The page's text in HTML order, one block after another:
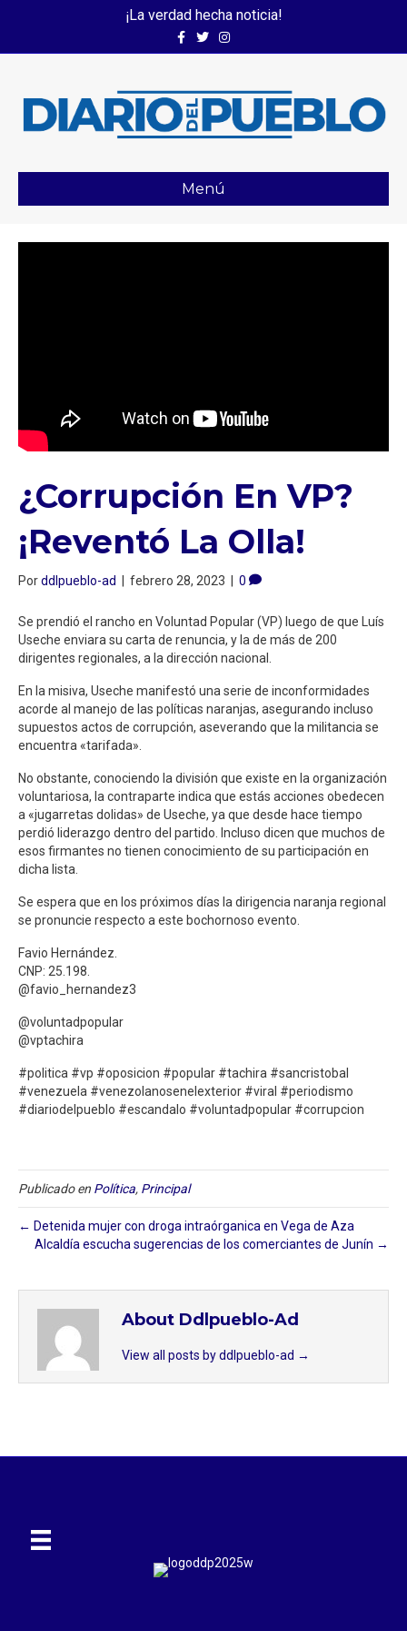
¡La verdad hecha noticia!
FacebookTwitterInstagram
Menú
¿Corrupción En VP?
¡Reventó La Olla!
Porddlpueblo-ad febrero 28, 2023 0
Se prendió el rancho en Voluntad Popular (VP) luego de que Luís
Useche enviara su carta de renuncia, y la de más de 200
dirigentes regionales, a la dirección nacional.
En la misiva, Useche manifestó una serie de inconformidades
acorde al manejo de las políticas naranjas, asegurando incluso
supuestos actos de corrupción, aseverando que la militancia se
encuentra «tarifada».
No obstante, conociendo la división que existe en la organización
voluntariosa, la contraparte indica que estás acciones obedecen
a «jugarretas dolidas» de Useche, ya que desde hace tiempo
perdió liderazgo dentro del partido. Incluso dicen que muchos de
esos firmantes no tienen conocimiento de su participación en
dicha lista.
Se espera que en los próximos días la dirigencia naranja regional
se pronuncie respecto a este bochornoso evento.
Favio Hernández.
CNP: 25.198.
@favio_hernandez3
@voluntadpopular
@vptachira
#politica #vp #oposicion #popular #tachira #sancristobal
#venezuela #venezolanosenelexterior #viral #periodismo
#diariodelpueblo #escandalo #voluntadpopular #corrupcion
Publicado en Política, Principal
← Detenida mujer con droga intraórganica en Vega de Aza⁣
Alcaldía escucha sugerencias de los comerciantes de Junín →
About Ddlpueblo-Ad
View all posts by ddlpueblo-ad →